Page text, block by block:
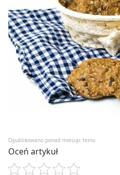
Opublikowano ponad miesiąc temu
Oceń artykuł